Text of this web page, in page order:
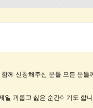
께 신청해주신 분들 모든 분
일 괴롭고 싫은 순간이기도 합